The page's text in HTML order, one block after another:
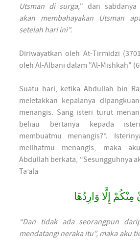
Utsman di surga," dan sabdanya
akan membahayakan Utsman
setelah hari ini".
Diriwayatkan oleh At-Tirmidzi
oleh Al-Albani dalam "Al-Mishkah"
Suatu hari, ketika Abdullah bin
meletakkan kepalanya
menangis. Sang isteri turut
beliau bertanya kepada
membuatmu menangis?”.
melihatmu menangis, maka
Abdullah berkata, “Sesungguhnya
Ta’ala
مِنْكُمْ إِلَّا وَارِدُهَا
“Dan tidak ada seorangpun
mendatangi neraka itu”, maka aku